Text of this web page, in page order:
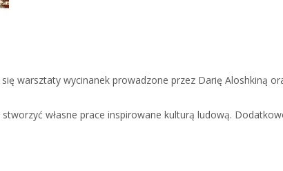
warsztaty wycinanek prowadzone przez Darię Aloshkiną
własne prace inspirowane kulturą ludową.